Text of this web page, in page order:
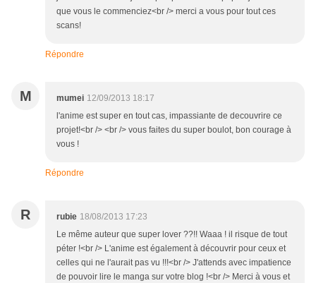
que vous le commenciez<br /> merci a vous pour tout ces
scans!
Répondre
M mumei 12/09/2013 18:17
l'anime est super en tout cas, impassiante de decouvrire ce
projet!<br /> <br /> vous faites du super boulot, bon courage à
vous !
Répondre
R rubie 18/08/2013 17:23
Le même auteur que super lover ??!! Waaa ! il risque de tout
péter !<br /> L'anime est également à découvrir pour ceux et
celles qui ne l'aurait pas vu !!!<br /> J'attends avec impatience
de pouvoir lire le manga sur votre blog !<br /> Merci à vous et